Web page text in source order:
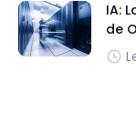
IA:
de